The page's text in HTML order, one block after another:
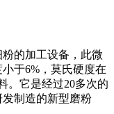
的加工设备，此微
于6%，莫氏硬度在
。它是经过20多次的
制造的新型磨粉